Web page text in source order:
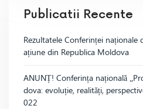
Publicatii Recente
Rezultatele Conferinței
ațiune din Republica Moldova
ANUNȚ! Conferința națională
dova: evoluție, realități,
022